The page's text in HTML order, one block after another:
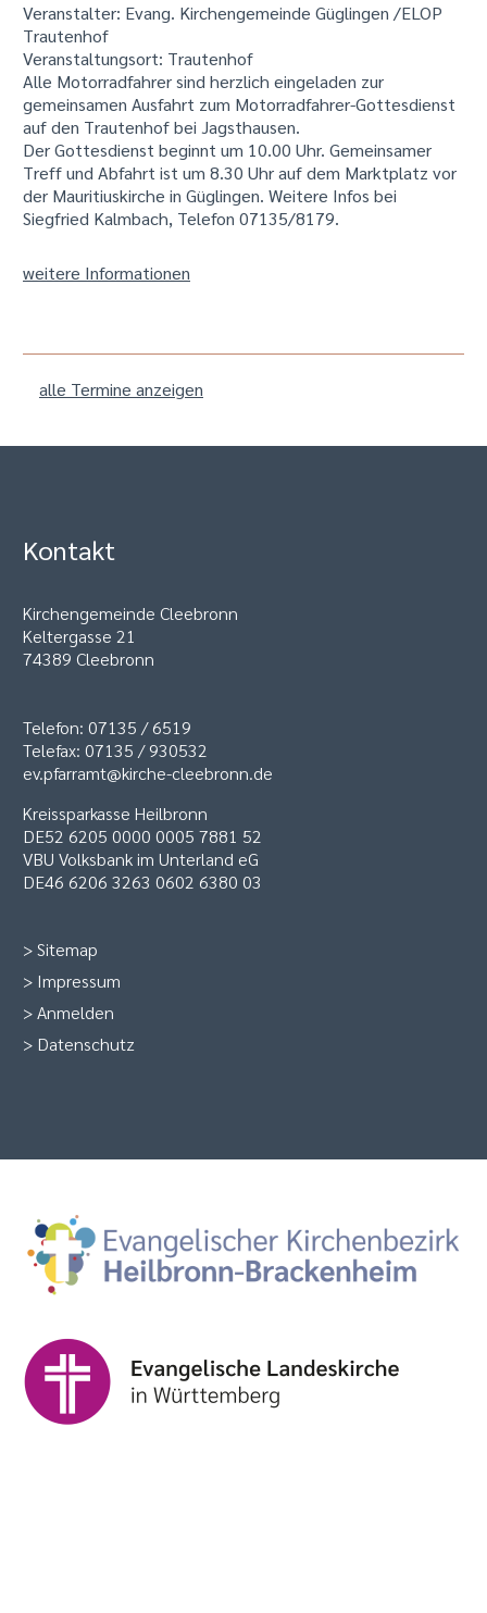
Veranstalter: Evang. Kirchengemeinde Güglingen /ELOP
Trautenhof
Veranstaltungsort: Trautenhof
Alle Motorradfahrer sind herzlich eingeladen zur
gemeinsamen Ausfahrt zum Motorradfahrer-Gottesdienst
auf den Trautenhof bei Jagsthausen.
Der Gottesdienst beginnt um 10.00 Uhr. Gemeinsamer
Treff und Abfahrt ist um 8.30 Uhr auf dem Marktplatz vor
der Mauritiuskirche in Güglingen. Weitere Infos bei
Siegfried Kalmbach, Telefon 07135/8179.
weitere Informationen
alle Termine anzeigen
Kontakt
Kirchengemeinde Cleebronn
Keltergasse 21
74389 Cleebronn
Telefon: 07135 / 6519
Telefax: 07135 / 930532
ev.pfarramt@kirche-cleebronn.de
Kreissparkasse Heilbronn
DE52 6205 0000 0005 7881 52
VBU Volksbank im Unterland eG
DE46 6206 3263 0602 6380 03
>Sitemap
> Impressum
>Anmelden
> Datenschutz